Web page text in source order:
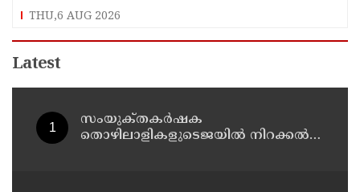
THU,6 AUG 2026
Latest
സംയുക്‌തകർഷക
തൊഴിലാളികളുടെജയിൽ നിറക്കൽ